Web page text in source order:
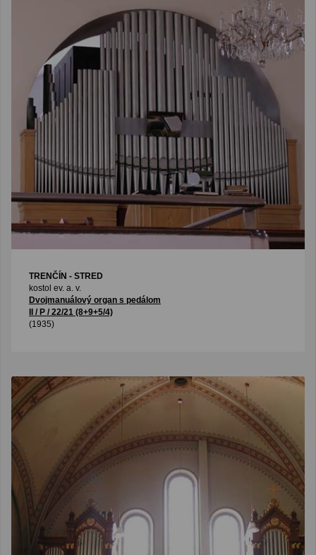
TRENČÍN - STRED
kostol ev. a. v.
Dvojmanuálový organ s pedálom
II / P / 22/21 (8+9+5/4)
(1935)